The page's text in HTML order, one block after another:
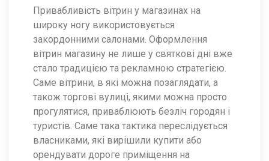
Привабливість вітрин у магазинах на
широку ногу використовується
закордонними салонами. Оформлення
вітрин магазину не лише у святкові дні вже
стало традицією та рекламною стратегією.
Саме вітрини, в які можна позаглядати, а
також торгові вулиці, якими можна просто
прогулятися, приваблюють безліч городян і
туристів. Саме така тактика переслідується
власниками, які вирішили купити або
орендувати дороге приміщення на